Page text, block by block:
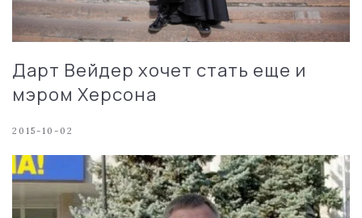
Дарт Вейдер хочет стать еще и
мэром Херсона
2015-10-02